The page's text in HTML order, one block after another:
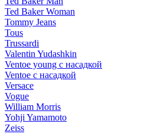
Ted Baker Woman
Tommy Jeans
Tous
Trussardi
Valentin Yudashkin
Ventoe young с насадкой
Ventoe с насадкой
Versace
Vogue
William Morris
Yohji Yamamoto
Zeiss